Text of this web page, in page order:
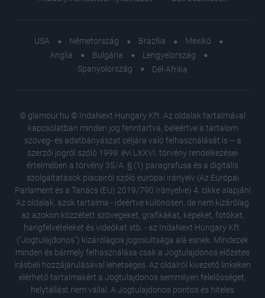
USA Németország Brazília
Mexikó
Anglia
Bulgária
Lengyelország
Spanyolország
Dél-Afrika
© glamour.hu © IndaNext Hungary Kft. Az oldalak tartalmával
kapcsolatban minden jog fenntartva, beleértve a tartalom
szöveg- és adatbányászat céljára való felhasználását is – a
szerzői jogról szóló 1999. évi LXXVI. törvény rendelkezései
értelmében a törvény 35/A. § (1) paragrafusa és a digitális
szolgáltatások piacairól szóló európai irányelv (Az Európai
Parlament és a Tanács (EU) 2019/790 Irányelve) 4. cikke alapján!
Az oldalak, azok tartalma - ideértve különösen, de nem kizárólag
az azokon közzétett szövegeket, grafikákat, képeket, fotókat,
hangfelvételeket és videókat stb. - az IndaNext Hungary Kft.
("Jogtulajdonos") kizárólagos jogosultsága alá esnek. Mindezek
minden és bármely felhasználása csak a Jogtulajdonos előzetes
írásbeli hozzájárulásával lehetséges. Az oldalról kivezető linkeken
elérhető tartalmakért a Jogtulajdonos semmilyen felelősséget,
helytállást nem vállal. A Jogtulajdonos pontos és hiteles